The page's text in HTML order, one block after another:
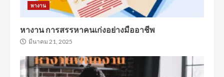
หางาน
หางาน การสรรหาคนเก่งอย่างมืออาชีพ
มีนาคม 21, 2025